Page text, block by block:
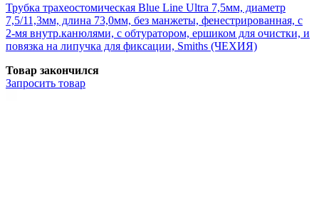
Трубка трахеостомическая Blue Line Ultra 7,5мм, диаметр
7,5/11,3мм, длина 73,0мм, без манжеты, фенестрированная, с
2-мя внутр.канюлями, с обтуратором, ершиком для очистки, и
повязка на липучка для фиксации, Smiths (ЧЕХИЯ)
Товар закончился
Запросить товар